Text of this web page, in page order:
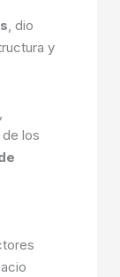
, dio
y
,
los